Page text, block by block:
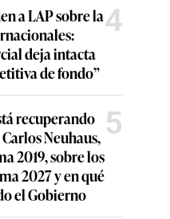
a LAP sobre la
deja intacta
de fondo”
4
recuperando
Neuhaus,
2019, sobre los
2027 y en qué
el Gobierno
5